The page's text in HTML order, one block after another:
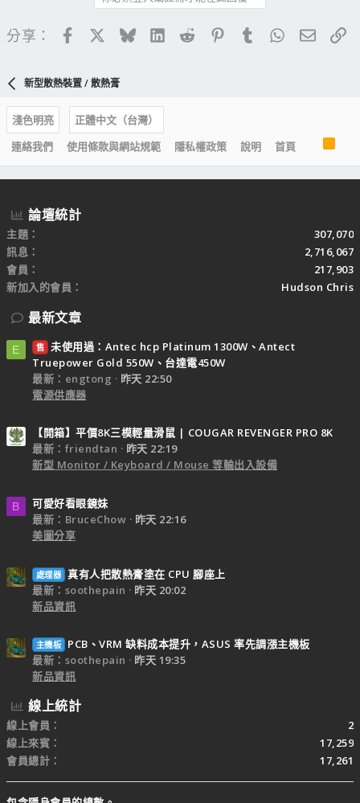
分享： FacebookBlueskyLinkedIn
Reddit PinterestTumblrWhatsApp
電子
新型散熱裝置 / 散熱膏
淺色明亮
正體中文（台灣）
連絡我們
使用條款與網站規範 隱私權政策 說明 首頁
S
論壇統計
主題
307,070
訊息
2,716,067
會員
217,903
新加入的會員
Hudson Chris
最新文章
E 售 未使用過：Antec hcp Platinum 1300W、Antect
Truepower Gold 550W、台達電450W
最新：engtong
昨天 22:50
電源供應器
【開箱】平價8K三模輕量滑鼠 | COUGAR REVENGER PRO 8K
最新：friendtan
昨天 22:19
新型 Monitor / Keyboard / Mouse 等輸出入設備
B
可愛好看眼鏡妹
最新：BruceChow
昨天 22:16
美圖分享
處理器 真有人把散熱膏塗在 CPU 腳座上
最新：soothepain
昨天 20:02
新品資訊
主機板
PCB、VRM 缺料成本提升，ASUS 率先調漲主機板
最新：soothepain
昨天 19:35
新品資訊
線上統計
線上會員
2
線上來賓
17,259
會員總計
17,261